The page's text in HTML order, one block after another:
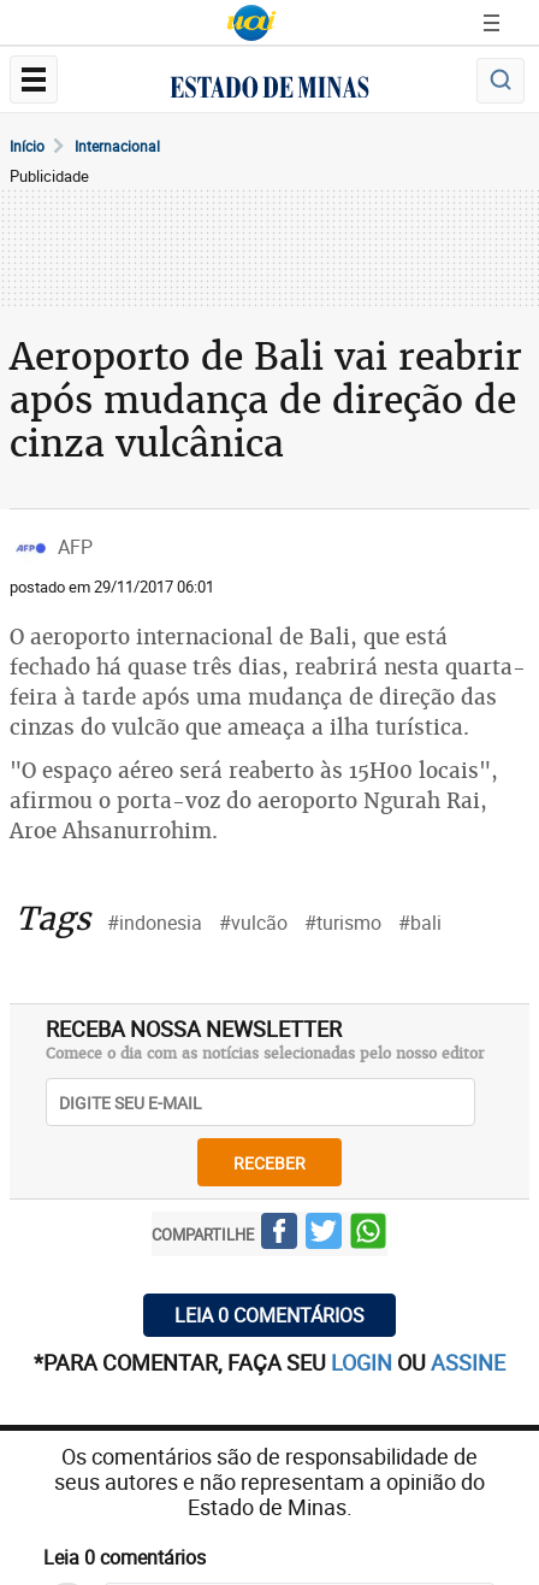
Início Internacional
Publicidade
Aeroporto de Bali vai reabrir
após mudança de direção de
cinza vulcânica
AFP
postado em 29/11/2017 06:01
O aeroporto internacional de Bali, que está
fechado há quase três dias, reabrirá nesta quarta-
feira à tarde após uma mudança de direção das
cinzas do vulcão que ameaça a ilha turística.
"O espaço aéreo será reaberto às 15H00 locais",
afirmou o porta-voz do aeroporto Ngurah Rai,
Aroe Ahsanurrohim.
Tags #indonesia #vulcão #turismo #bali
RECEBA NOSSA NEWSLETTER
Comece o dia com as notícias selecionadas pelo nosso editor
RECEBER
COMPARTILHE
LEIA 0 COMENTÁRIOS
*PARA COMENTAR, FAÇA SEU LOGIN OUASSINE
Os comentários são de responsabilidade de
seus autores e não representam a opinião do
Estado de Minas.
Leia 0 comentários